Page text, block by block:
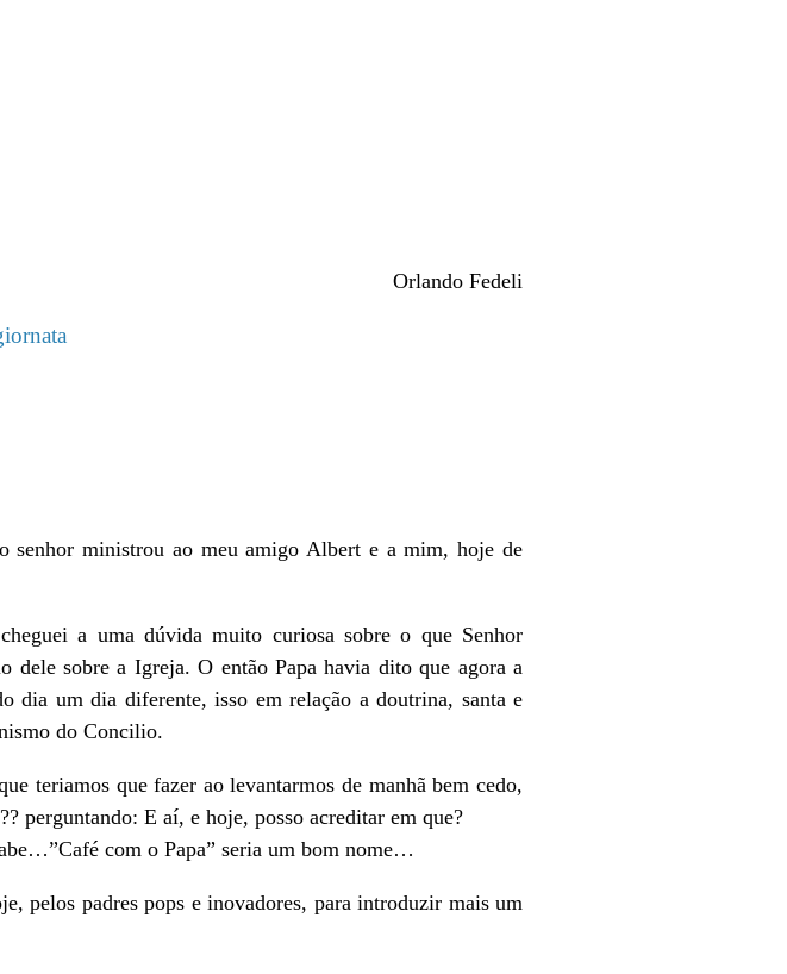
Orlando Fedeli
senhor ministrou ao meu amigo Albert e a mim, hoje de
a uma dúvida muito curiosa sobre o que Senhor
dele sobre a Igreja. O então Papa havia dito que agora a
dia um dia diferente, isso em relação a doutrina, santa e
do Concilio.
teriamos que fazer ao levantarmos de manhã bem cedo,
perguntando: E aí, e hoje, posso acreditar em que?
com o Papa” seria um bom nome…
pelos padres pops e inovadores, para introduzir mais um